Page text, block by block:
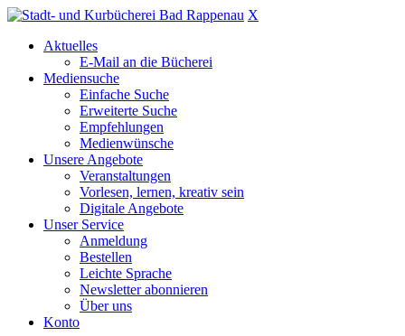
X
Aktuelles
E-Mail an die Bücherei
Mediensuche
Einfache Suche
Erweiterte Suche
Empfehlungen
Medienwünsche
Unsere Angebote
Veranstaltungen
Vorlesen, lernen, kreativ sein
Digitale Angebote
Unser Service
Anmeldung
Bestellen
Leichte Sprache
Newsletter abonnieren
Über uns
Konto